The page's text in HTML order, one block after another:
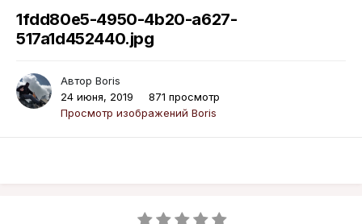
1fdd80e5-4950-4b20-a627-
517a1d452440.jpg
Автор Boris
24 июня, 2019
871 просмотр
Просмотр изображений Boris